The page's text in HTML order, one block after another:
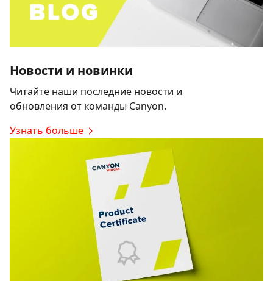
Новости и новинки
Читайте наши последние новости и
обновления от команды Canyon.
Узнать больше